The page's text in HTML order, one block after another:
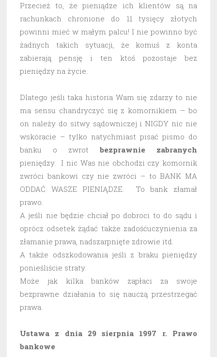
Przecież to, że pieniądze ich klientów są na
rachunkach chronione do 11 tysięcy złotych
powinni mieć w małym palcu! I nie powinno być
żadnych takich sytuacji, że komuś z konta
zabierają pensję i ten ktoś pozostaje bez
pieniędzy na życie.
Dlatego jeśli taka historia Wam się zdarzy to nie
ma sensu chandryczyć się z komornikiem – bo
on należy do sitwy sądowniczej i NIGDY nic nie
wskóracie – tylko natychmiast pisać pismo do
banku o zwrot bezprawnie
zabranych
pieniędzy. I nic Was nie obchodzi czy komornik
zwróci bankowi czy nie zwróci – to BANK MA
ODDAĆ WASZE PIENIĄDZE. To bank złamał
prawo.
A jeśli nie będzie chciał po dobroci to do sądu i
oprócz odsetek żądać także zadośćuczynienia za
złamanie prawa, nadszarpnięte zdrowie itd.
A także odszkodowania jeśli z braku pieniędzy
ponieśliście straty.
Może jak kilka banków zapłaci za swoje
bezprawne działania to się nauczą przestrzegać
prawa.
Ustawa z dnia 29 sierpnia 1997 r. Prawo
bankowe